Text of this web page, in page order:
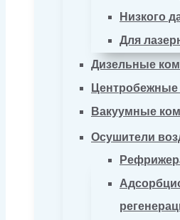
Низкого
Для
Дизельные
Вакуумные
Осушители